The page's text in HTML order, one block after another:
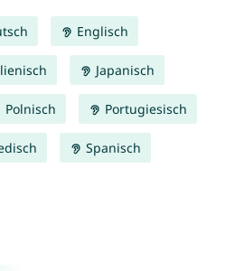
Englisch
Japanisch
Polnisch Portugiesisch
Spanisch